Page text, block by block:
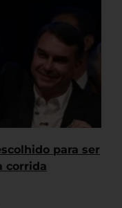
para ser
corrida